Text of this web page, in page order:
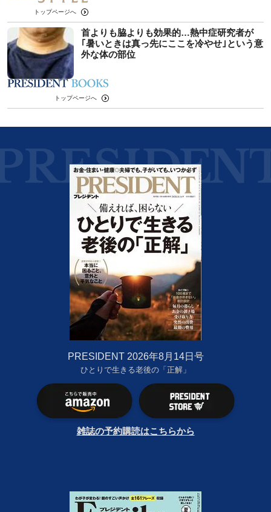
トップページへ
首よりも脇よりも効果的…熱中症研究者が
｢暑いときは真っ先にここを冷やせ｣という意
外な体の部位
トップページへ
PRESIDENT 2026年8月14日号
ひとりで生きる老後の「正解」
雑誌の予約購読はこちらから